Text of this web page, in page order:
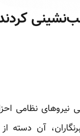
نظامی
آن